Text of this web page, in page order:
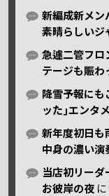
新編成新メン
素晴らしいジ
急遽二管フロ
テージも賑わ
降雪予報にも
ッた｣エンタ
新年度初日
中身の濃い演
当店初リー
お彼岸の夜 に